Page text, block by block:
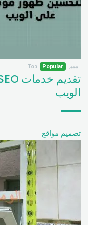
مميز Popular
Top
الويب
تصميم مواقع